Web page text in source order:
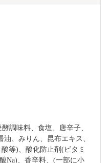
調味料、食塩、唐辛子、
、みりん、昆布エキス、
等)、酸化防止剤(ビタミ
Na)、香辛料、(一部に小